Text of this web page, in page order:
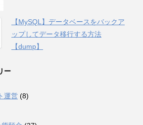
【MySQL】データベースをバックア
ップしてデータ移行する方法
【dump】
ー
運営 (8)